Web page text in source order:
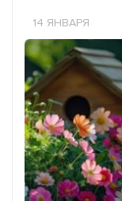
14 ЯНВАРЯ